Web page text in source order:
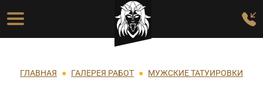
Перейти к основному содержанию
Основная навигация
Строка навигации
ГЛАВНАЯ ГАЛЕРЕЯ РАБОТ МУЖСКИЕ ТАТУИРОВКИ